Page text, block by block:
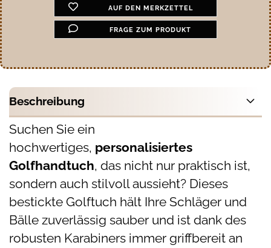
AUF DEN MERKZETTEL
FRAGE ZUM PRODUKT
Beschreibung
Suchen Sie ein
hochwertiges, personalisiertes
Golfhandtuch, das nicht nur praktisch ist,
sondern auch stilvoll aussieht? Dieses
bestickte Golftuch hält Ihre Schläger und
Bälle zuverlässig sauber und ist dank des
robusten Karabiners immer griffbereit an